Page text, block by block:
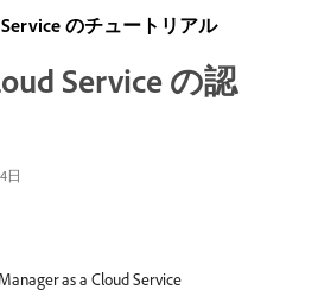
Service のチュートリアル
Service の認
日
as a Cloud Service